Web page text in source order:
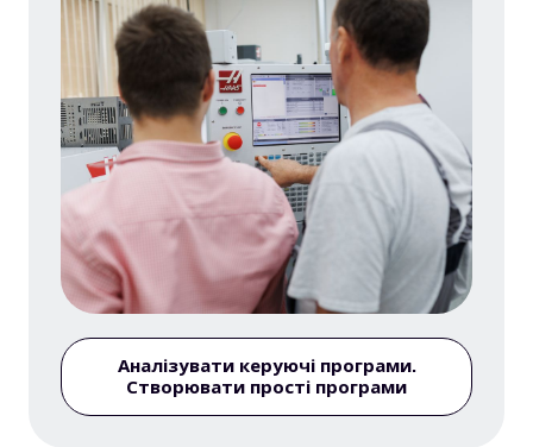
Аналізувати керуючі програми.
Створювати прості програми